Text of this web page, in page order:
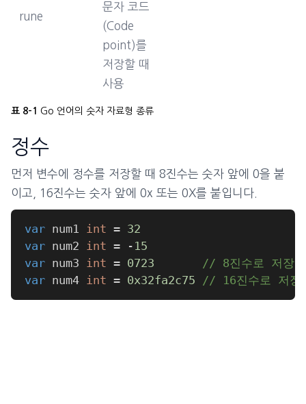
rune
문자 코드
(Code
point)를
저장할 때
사용
표 8-1 Go 언어의 숫자 자료형 종류
정수
먼저 변수에 정수를 저장할 때 8진수는 숫자 앞에 0을 붙
이고, 16진수는 숫자 앞에 0x 또는 0X를 붙입니다.
var num1 int = 32
var num2 int = - 15
var num3 int = 0723
// 8진수로 저장
var num4 int = 0x32fa2c75 // 16진수로 저장